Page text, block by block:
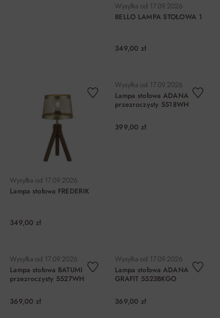
Wysyłka od 17.09.2026
BELLO LAMPA STOŁOWA 1
349,00 zł
Wysyłka od 17.09.2026
Lampa stołowa FREDERIK
349,00 zł
Wysyłka od 17.09.2026
Lampa stołowa ADANA
przezroczysty 5518WH
399,00 zł
Wysyłka od 17.09.2026
Lampa stołowa BATUMI
przezroczysty 5527WH
369,00 zł
Wysyłka od 17.09.2026
Lampa stołowa ADANA
GRAFIT 5523BKGO
369,00 zł